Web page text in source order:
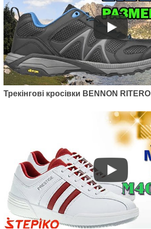
Трекінгові кросівки BENNON RITERO